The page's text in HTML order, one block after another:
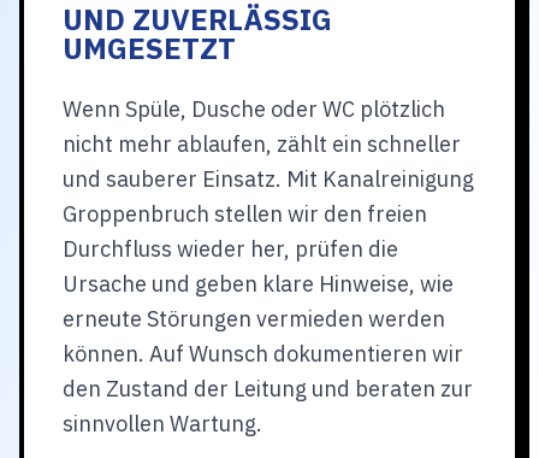
UND ZUVERLÄSSIG
UMGESETZT
Wenn Spüle, Dusche oder WC plötzlich
nicht mehr ablaufen, zählt ein schneller
und sauberer Einsatz. Mit Kanalreinigung
Groppenbruch stellen wir den freien
Durchfluss wieder her, prüfen die
Ursache und geben klare Hinweise, wie
erneute Störungen vermieden werden
können. Auf Wunsch dokumentieren wir
den Zustand der Leitung und beraten zur
sinnvollen Wartung.